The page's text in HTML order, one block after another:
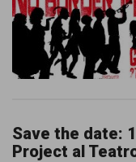
Save the date:
Project al